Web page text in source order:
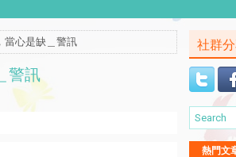
當心是缺＿警訊
警訊
社群
熱門文